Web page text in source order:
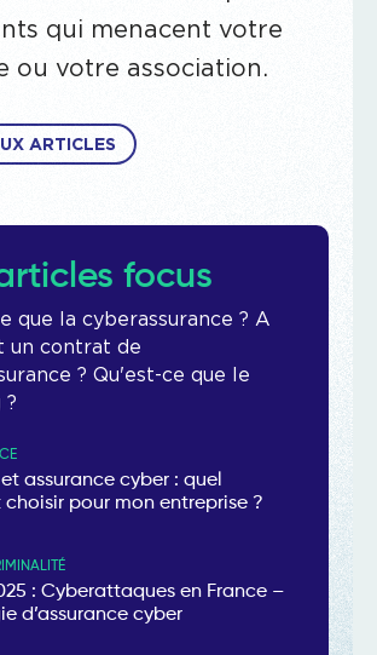
qui menacent votre
ou votre association.
ARTICLES
focus
que la cyberassurance ? A
un contrat de
? Qu'est-ce que le
?
assurance cyber : quel
pour mon entreprise ?
: Cyberattaques en France –
d’assurance cyber